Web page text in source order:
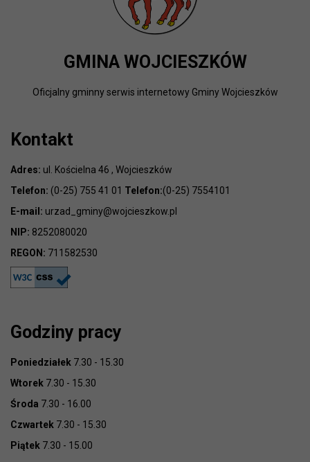
GMINA WOJCIESZKÓW
Oficjalny gminny serwis internetowy Gminy Wojcieszków
Kontakt
Adres: ul. Kościelna 46 , Wojcieszków
Telefon: (0-25) 755 41 01 Telefon:(0-25) 7554101
E-mail: urzad_gminy@wojcieszkow.pl
NIP: 8252080020
REGON: 711582530
Godziny pracy
Poniedziałek 7.30 - 15.30
Wtorek 7.30 - 15.30
Środa 7.30 - 16.00
Czwartek 7.30 - 15.30
Piątek 7.30 - 15.00